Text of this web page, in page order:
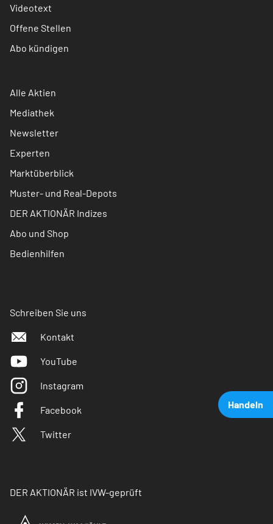
Handeln
Videotext
Offene Stellen
Abo kündigen
Alle Aktien
Mediathek
Newsletter
Experten
Marktüberblick
Muster- und Real-Depots
DER AKTIONÄR Indizes
Abo und Shop
Bedienhilfen
Schreiben Sie uns
Kontakt
YouTube
Instagram
Facebook
Twitter
DER AKTIONÄR ist IVW-geprüft